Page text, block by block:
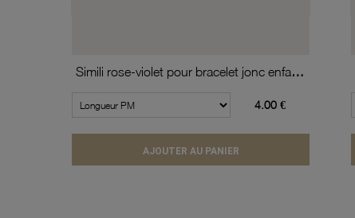
Simili rose-violet pour bracelet jonc enfant Méli Versa, 10mm
4.00 €
AJOUTER AU PANIER